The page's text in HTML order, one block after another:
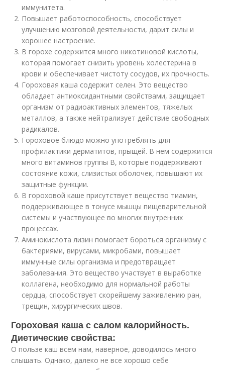
иммунитета.
Повышает работоспособность, способствует
улучшению мозговой деятельности, дарит силы и
хорошее настроение.
В горохе содержится много никотиновой кислоты,
которая помогает снизить уровень холестерина в
крови и обеспечивает чистоту сосудов, их прочность.
Гороховая каша содержит селен. Это вещество
обладает антиоксидантными свойствами, защищает
организм от радиоактивных элементов, тяжелых
металлов, а также нейтрализует действие свободных
радикалов.
Гороховое блюдо можно употреблять для
профилактики дерматитов, прыщей. В нем содержится
много витаминов группы B, которые поддерживают
состояние кожи, слизистых оболочек, повышают их
защитные функции.
В гороховой каше присутствует вещество тиамин,
поддерживающее в тонусе мышцы пищеварительной
системы и участвующее во многих внутренних
процессах.
Аминокислота лизин помогает бороться организму с
бактериями, вирусами, микробами, повышает
иммунные силы организма и предотвращает
заболевания. Это вещество участвует в выработке
коллагена, необходимо для нормальной работы
сердца, способствует скорейшему заживлению ран,
трещин, хирургических швов.
Гороховая каша с салом калорийность.
Диетические свойства:
О пользе каш всем нам, наверное, доводилось много
слышать. Однако, далеко не все хорошо себе